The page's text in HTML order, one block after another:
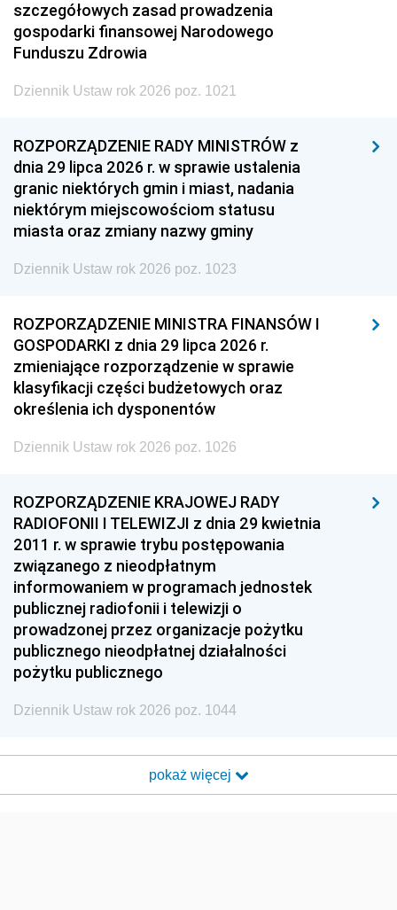
szczegółowych zasad prowadzenia
gospodarki finansowej Narodowego
Funduszu Zdrowia
Dziennik Ustaw rok 2026 poz. 1021
ROZPORZĄDZENIE RADY MINISTRÓW z
dnia 29 lipca 2026 r. w sprawie ustalenia
granic niektórych gmin i miast, nadania
niektórym miejscowościom statusu
miasta oraz zmiany nazwy gminy
Dziennik Ustaw rok 2026 poz. 1023
ROZPORZĄDZENIE MINISTRA FINANSÓW I
GOSPODARKI z dnia 29 lipca 2026 r.
zmieniające rozporządzenie w sprawie
klasyfikacji części budżetowych oraz
określenia ich dysponentów
Dziennik Ustaw rok 2026 poz. 1026
ROZPORZĄDZENIE KRAJOWEJ RADY
RADIOFONII I TELEWIZJI z dnia 29 kwietnia
2011 r. w sprawie trybu postępowania
związanego z nieodpłatnym
informowaniem w programach jednostek
publicznej radiofonii i telewizji o
prowadzonej przez organizacje pożytku
publicznego nieodpłatnej działalności
pożytku publicznego
Dziennik Ustaw rok 2026 poz. 1044
pokaż więcej